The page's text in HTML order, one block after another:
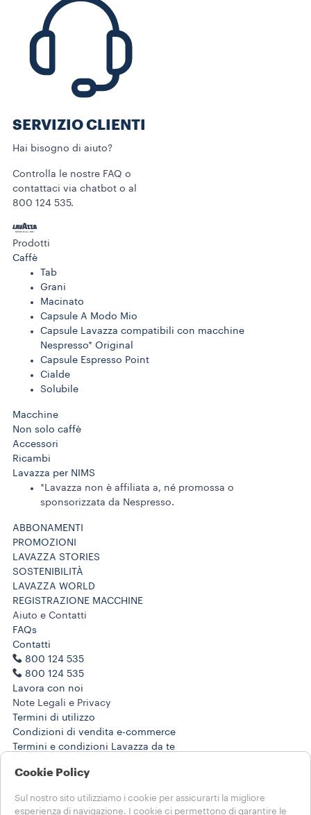
SERVIZIO CLIENTI​
Hai bisogno di aiuto?​
Controlla le nostre FAQ o
contattaci via chatbot o al
800 124 535.
Prodotti
Caffè
Tab
Grani
Macinato
Capsule A Modo Mio
Capsule Lavazza compatibili con macchine
Nespresso* Original
Capsule Espresso Point
Cialde
Solubile
Macchine
Non solo caffè
Accessori
Ricambi
Lavazza per NIMS
*Lavazza non è affiliata a, né promossa o
sponsorizzata da Nespresso.
ABBONAMENTI
PROMOZIONI
LAVAZZA STORIES
SOSTENIBILITÀ
LAVAZZA WORLD
REGISTRAZIONE MACCHINE
Aiuto e Contatti
FAQs
Contatti
800 124 535
800 124 535
Lavora con noi
Note Legali e Privacy
Termini di utilizzo
Condizioni di vendita e-commerce
Termini e condizioni Lavazza da te
SCEGLI IL TUO PAESE
ITALIA
Cookie Policy
Sul nostro sito utilizziamo i cookie per assicurarti la migliore
esperienza di navigazione. I cookie ci permettono di garantire le